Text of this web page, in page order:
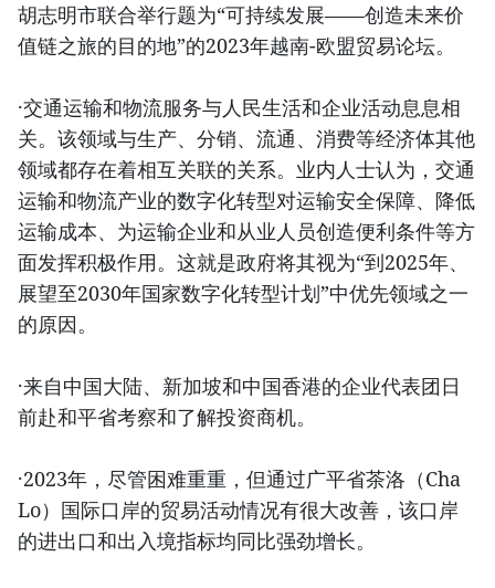
胡志明市联合举行题为“可持续发展——创造未来价
值链之旅的目的地”的2023年越南-欧盟贸易论坛。
·交通运输和物流服务与人民生活和企业活动息息相
关。该领域与生产、分销、流通、消费等经济体其他
领域都存在着相互关联的关系。业内人士认为，交通
运输和物流产业的数字化转型对运输安全保障、降低
运输成本、为运输企业和从业人员创造便利条件等方
面发挥积极作用。这就是政府将其视为“到2025年、
展望至2030年国家数字化转型计划”中优先领域之一
的原因。
·来自中国大陆、新加坡和中国香港的企业代表团日
前赴和平省考察和了解投资商机。
·2023年，尽管困难重重，但通过广平省茶洛（Cha
Lo）国际口岸的贸易活动情况有很大改善，该口岸
的进出口和出入境指标均同比强劲增长。